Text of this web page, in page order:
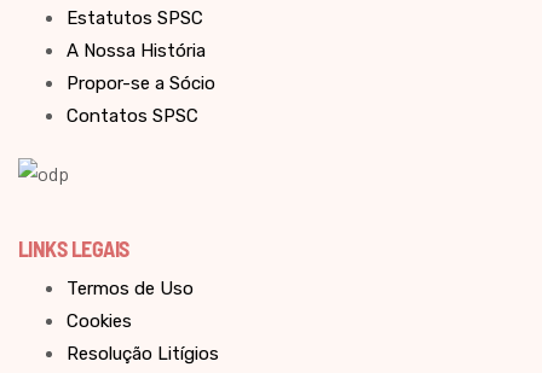
Estatutos SPSC
A Nossa História
Propor-se a Sócio
Contatos SPSC
LINKS LEGAIS
Termos de Uso
Cookies
Resolução Litígios